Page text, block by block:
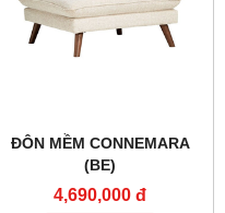
ĐÔN MỀM CONNEMARA
(BE)
4,690,000 đ